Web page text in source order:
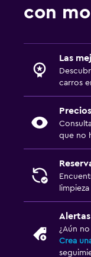
con
Las
carros
que no
Alertas
¿Aún
Crea